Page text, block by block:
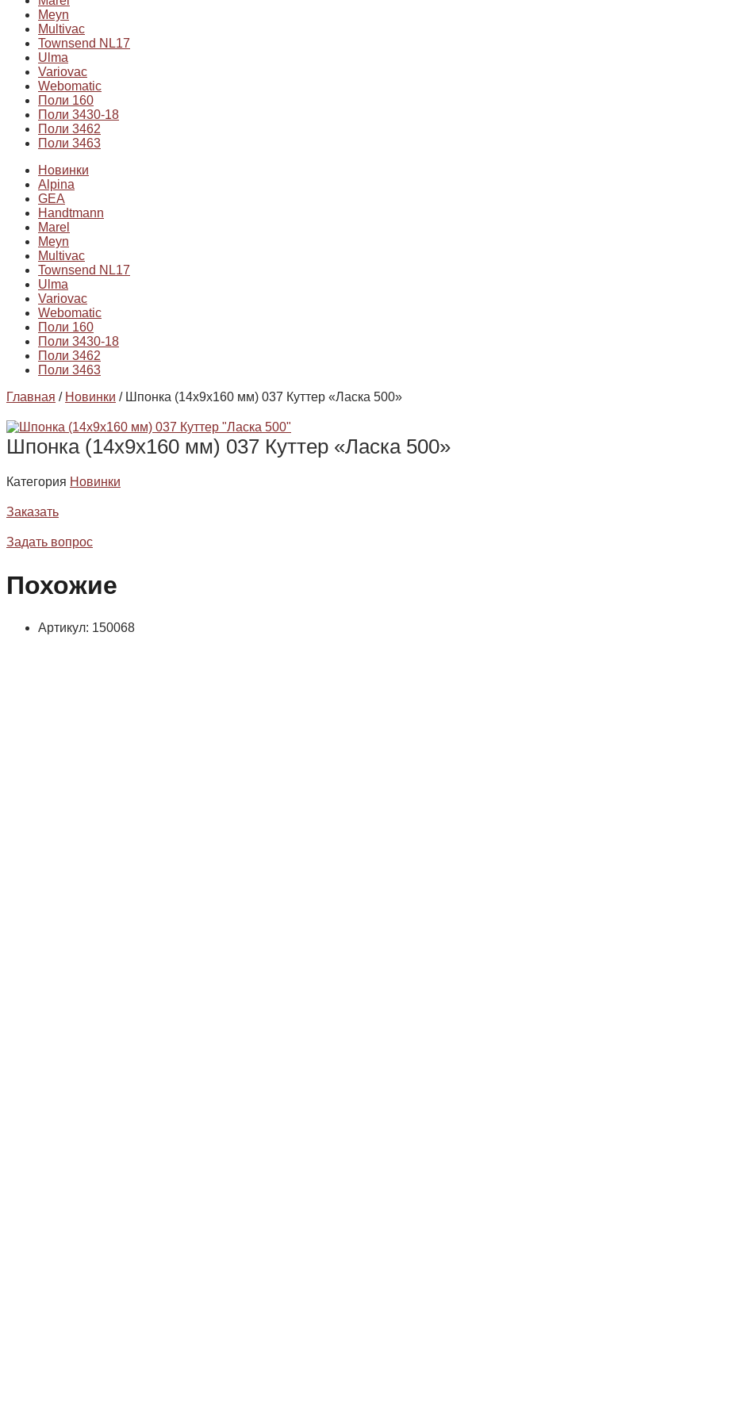
Meyn
Multivac
Townsend NL17
Ulma
Variovac
Webomatic
Поли 160
Поли 3430-18
Поли 3462
Поли 3463
Новинки
Alpina
GEA
Handtmann
Marel
Meyn
Multivac
Townsend NL17
Ulma
Variovac
Webomatic
Поли 160
Поли 3430-18
Поли 3462
Поли 3463
Главная / Новинки / Шпонка (14х9х160 мм) 037 Куттер «Ласка 500»
Шпонка (14х9х160 мм) 037 Куттер «Ласка 500»
Категория Новинки
Заказать
Задать вопрос
Похожие
Артикул: 150068